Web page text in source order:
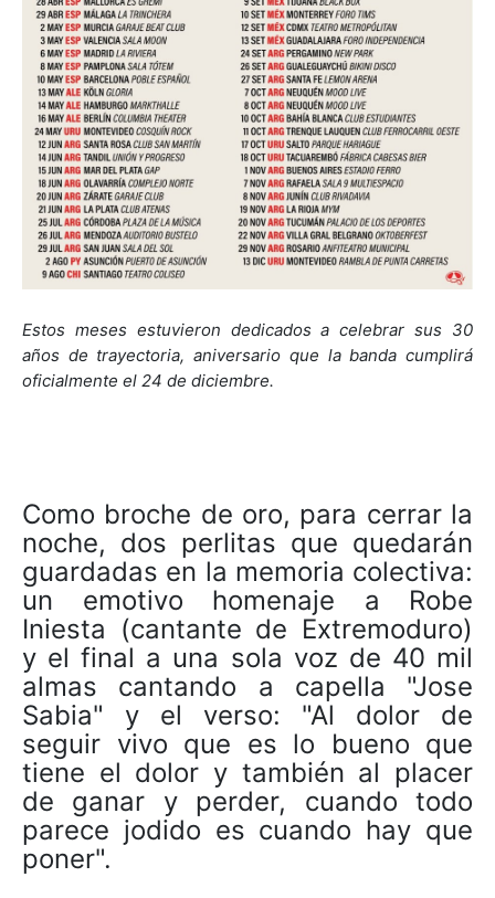
Estos meses estuvieron dedicados a celebrar sus 30
años de trayectoria, aniversario que la banda cumplirá
oficialmente el 24 de diciembre.
Como broche de oro, para cerrar la
noche, dos perlitas que quedarán
guardadas en la memoria colectiva:
un emotivo homenaje a Robe
Iniesta (cantante de Extremoduro)
y el final a una sola voz de 40 mil
almas cantando a capella "Jose
Sabia" y el verso: "Al dolor de
seguir vivo que es lo bueno que
tiene el dolor y también al placer
de ganar y perder, cuando todo
parece jodido es cuando hay que
poner".